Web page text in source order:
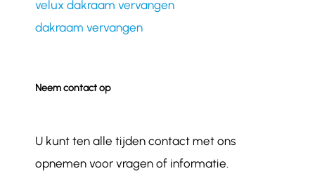
velux dakraam vervangen
dakraam vervangen
Neem contact op
U kunt ten alle tijden contact met ons
opnemen voor vragen of informatie.